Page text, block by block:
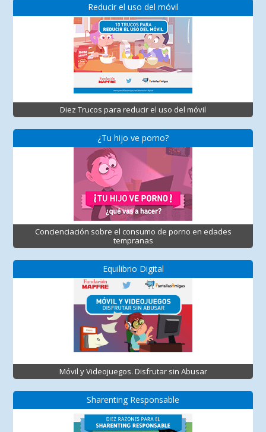
Reducir el uso del móvil
Diez Trucos para reducir el uso del móvil
¿Tu hijo ve porno?
Concienciación sobre el consumo de porno en edades
tempranas
Equilibrio Digital
Móvil y Videojuegos. Disfrutar sin Abusar
Sharenting Responsable